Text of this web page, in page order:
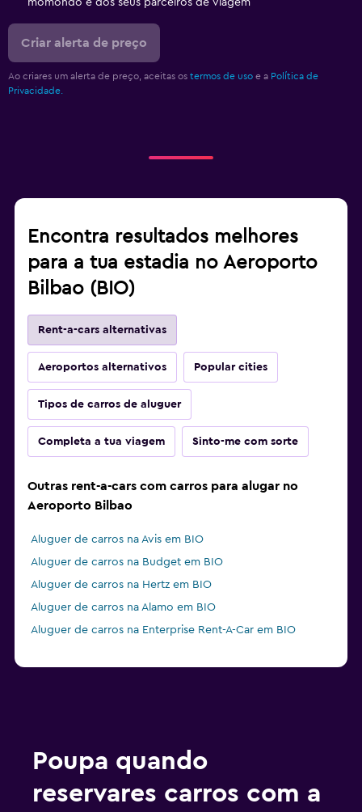
momondo e dos seus parceiros de viagem
Criar alerta de preço
Ao criares um alerta de preço, aceitas os termos de uso e a Política de
Privacidade.
Encontra resultados melhores
para a tua estadia no Aeroporto
Bilbao (BIO)
Rent-a-cars alternativas
Aeroportos alternativos Popular cities
Tipos de carros de aluguer
Completa a tua viagem Sinto-me com sorte
Outras rent-a-cars com carros para alugar no
Aeroporto Bilbao
Aluguer de carros na Avis em BIO
Aluguer de carros na Budget em BIO
Aluguer de carros na Hertz em BIO
Aluguer de carros na Alamo em BIO
Aluguer de carros na Enterprise Rent-A-Car em BIO
Poupa quando
reservares carros com a